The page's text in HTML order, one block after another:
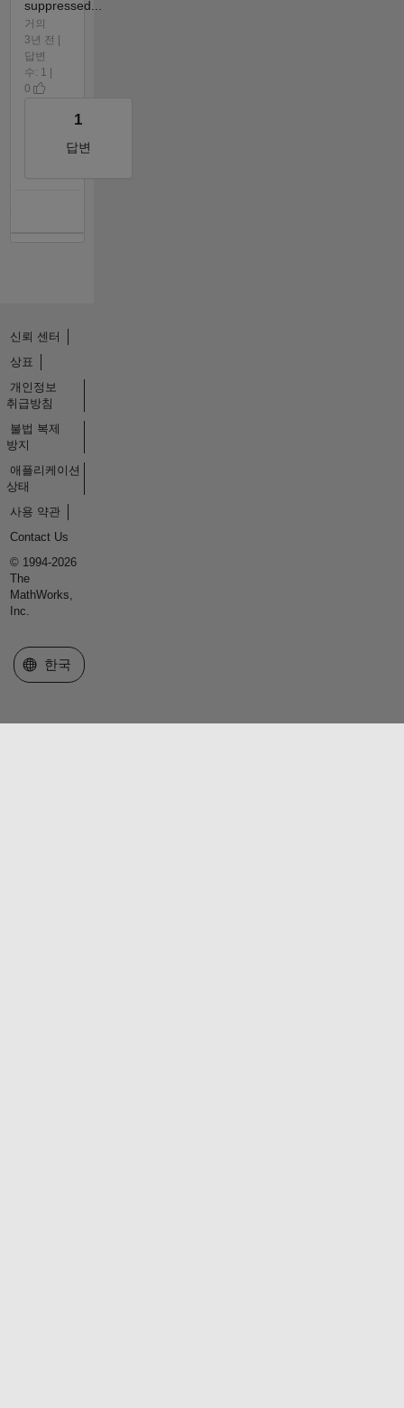
suppressed...
거의
3년 전 |
답변
수: 1 |
0
1
답변
신뢰 센터
상표
개인정보
취급방침
불법 복제
방지
애플리케이션
상태
사용 약관
Contact Us
© 1994-2026
The
MathWorks,
Inc.
웹사이트 선택
한국